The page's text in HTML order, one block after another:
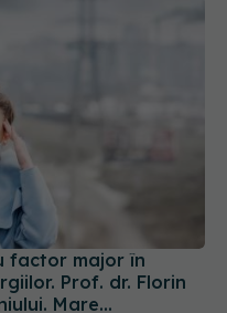
Prof. dr. Florin
Mare